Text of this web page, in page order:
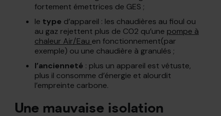
fortement émettrices de GES ;
le type d’appareil : les chaudières au fioul ou
au gaz rejettent plus de CO2 qu’une pompe à
chaleur Air/Eau en fonctionnement(par
exemple) ou une chaudière à granulés ;
l’ancienneté : plus un appareil est vétuste,
plus il consomme d’énergie et alourdit
l’empreinte carbone.
Une mauvaise isolation